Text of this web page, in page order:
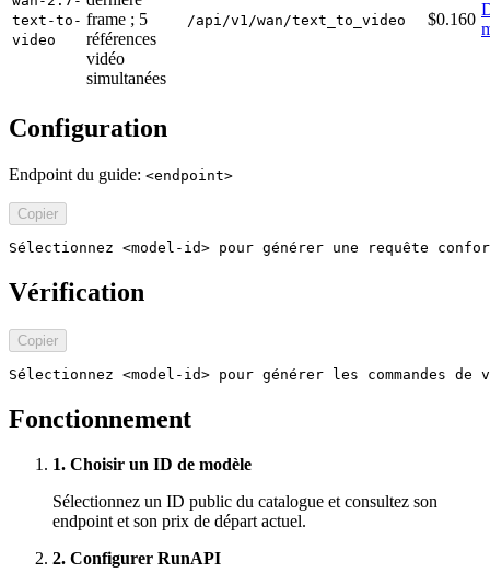
text-to-
video
frame ; 5
références
vidéo
simultanées
/api/v1/wan/text_to_video $0.160
Configuration
Endpoint du guide: <endpoint>
Copier
Sélectionnez <model-id> pour générer une requête
Vérification
Copier
Sélectionnez <model-id> pour générer les commandes
Fonctionnement
1. Choisir un ID de modèle
Sélectionnez un ID public du catalogue et consultez son
endpoint et son prix de départ actuel.
2. Configurer RunAPI